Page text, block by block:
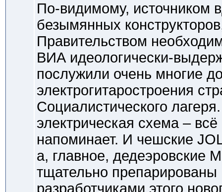
По-видимому, источником
безымянных
Правительством
ВИА идеологически-
послужили очень многие
электрогитаростроения
Социалистического
электрическая схема – всё
напоминает. И чешские
а, главное, дедеэровские
тщательно
разработчиками этого